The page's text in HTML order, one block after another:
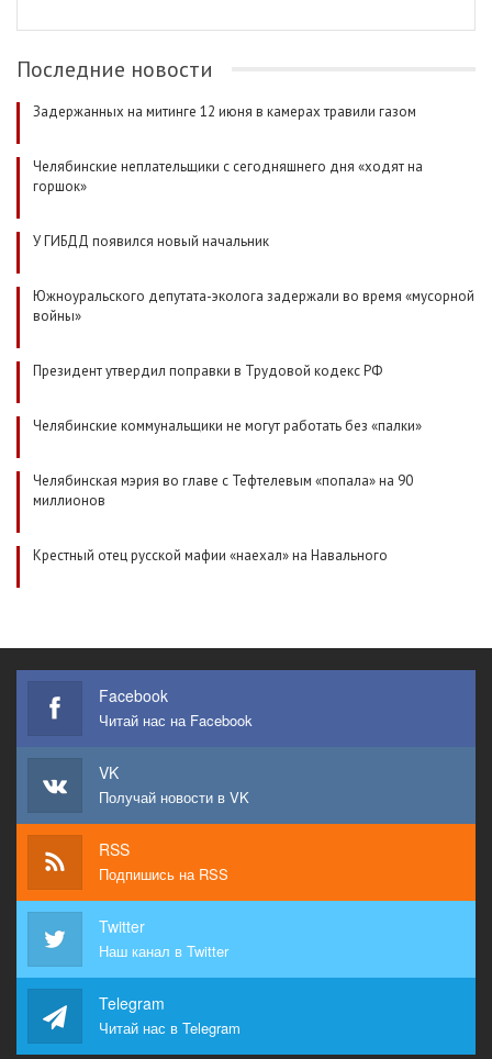
Последние новости
Задержанных на митинге 12 июня в камерах травили газом
Челябинские неплательщики с сегодняшнего дня «ходят на
горшок»
У ГИБДД появился новый начальник
Южноуральского депутата-эколога задержали во время «мусорной
войны»
Президент утвердил поправки в Трудовой кодекс РФ
Челябинские коммунальщики не могут работать без «палки»
Челябинская мэрия во главе с Тефтелевым «попала» на 90
миллионов
Крестный отец русской мафии «наехал» на Навального
Facebook
Читай нас на Facebook
VK
Получай новости в VK
RSS
Подпишись на RSS
Twitter
Наш канал в Twitter
Telegram
Читай нас в Telegram